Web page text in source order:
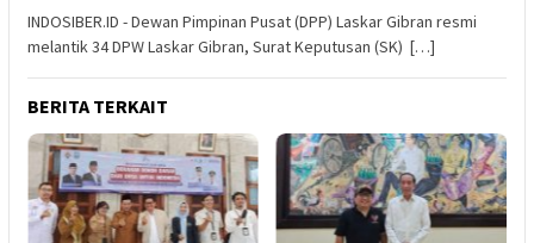
INDOSIBER.ID - Dewan Pimpinan Pusat (DPP) Laskar Gibran resmi
melantik 34 DPW Laskar Gibran, Surat Keputusan (SK) […]
BERITA TERKAIT